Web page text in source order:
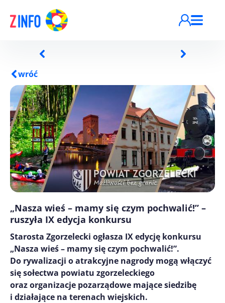
wróć
„Nasza wieś – mamy się czym pochwalić!” –
ruszyła IX edycja konkursu
Starosta Zgorzelecki ogłasza IX edycję konkursu
„Nasza wieś – mamy się czym pochwalić!”.
Do rywalizacji o atrakcyjne nagrody mogą włączyć
się sołectwa powiatu zgorzeleckiego
oraz organizacje pozarządowe mające siedzibę
i działające na terenach wiejskich.